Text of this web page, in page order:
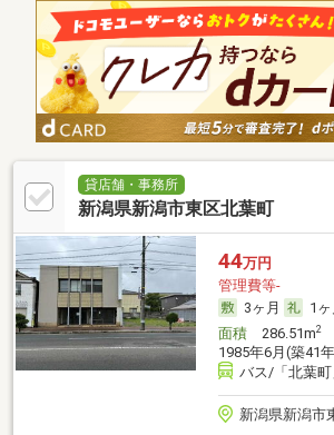
貸店舗・事務所
新潟県新潟市東区北葉町
44万円
管理費等-
3ヶ月
1ヶ
面積286.51m2
1985年6月(築41
バス/「北葉
新潟県新潟市